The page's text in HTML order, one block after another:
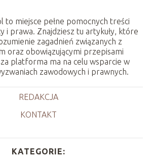
to miejsce pełne pomocnych treści
i prawa. Znajdziesz tu artykuły, które
zagadnień związanych z
oraz obowiązującymi przepisami
platforma ma na celu wsparcie w
zawodowych i prawnych.
REDAKCJA
KONTAKT
KATEGORIE: